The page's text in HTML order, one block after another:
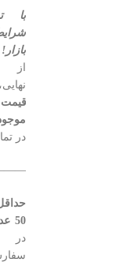
با
بازار!
از
قیمت
در
50 عدد
در